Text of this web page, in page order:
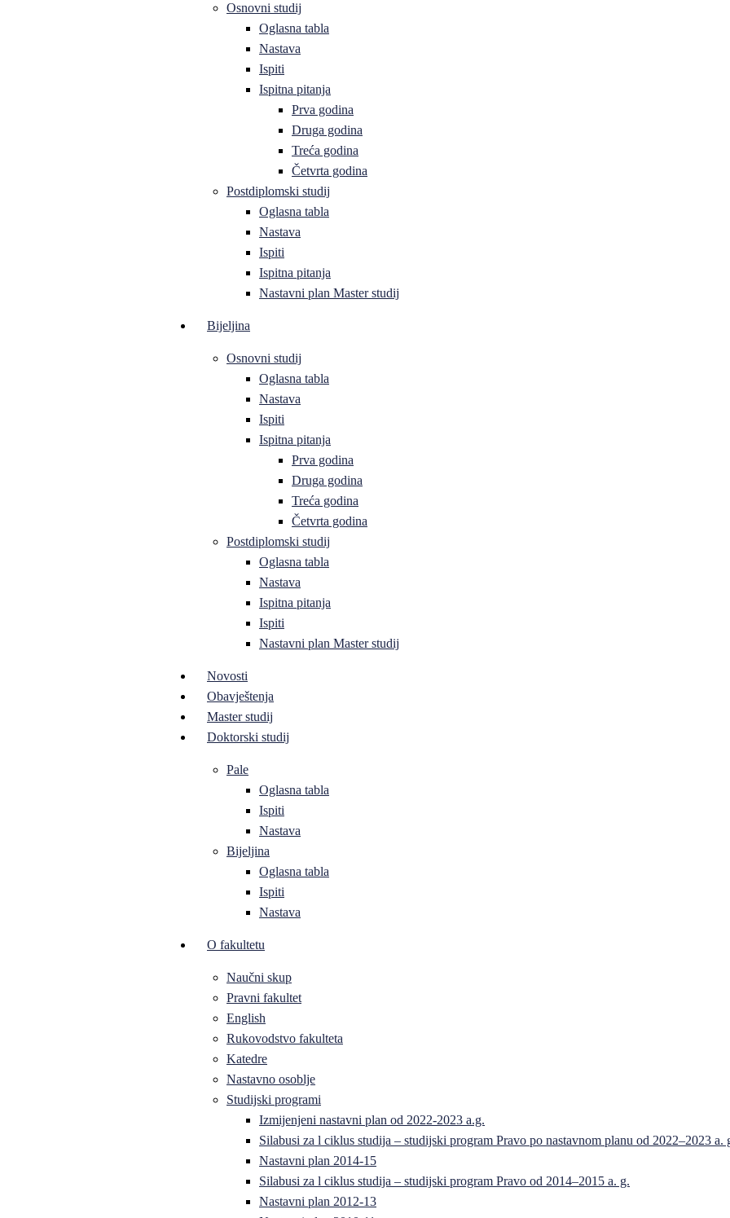
Osnovni studij
Oglasna tabla
Nastava
Ispiti
Ispitna pitanja
Prva godina
Druga godina
Treća godina
Četvrta godina
Postdiplomski studij
Oglasna tabla
Nastava
Ispiti
Ispitna pitanja
Nastavni plan Master studij
Bijeljina
Osnovni studij
Oglasna tabla
Nastava
Ispiti
Ispitna pitanja
Prva godina
Druga godina
Treća godina
Četvrta godina
Postdiplomski studij
Oglasna tabla
Nastava
Ispitna pitanja
Ispiti
Nastavni plan Master studij
Novosti
Obavještenja
Master studij
Doktorski studij
Pale
Oglasna tabla
Ispiti
Nastava
Bijeljina
Oglasna tabla
Ispiti
Nastava
O fakultetu
Naučni skup
Pravni fakultet
English
Rukovodstvo fakulteta
Katedre
Nastavno osoblje
Studijski programi
Izmijenjeni nastavni plan od 2022-2023 a.g.
Silabusi za l ciklus studija – studijski program Pravo po nastavnom planu od 2022–2023 a.
Nastavni plan 2014-15
Silabusi za l ciklus studija – studijski program Pravo od 2014–2015 a. g.
Nastavni plan 2012-13